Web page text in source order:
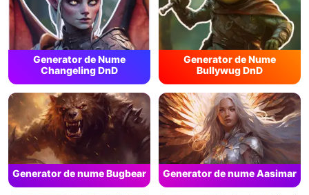
Generator de Nume
Changeling DnD
Generator de Nume
Bullywug DnD
Generator de nume Bugbear Generator de nume Aasimar